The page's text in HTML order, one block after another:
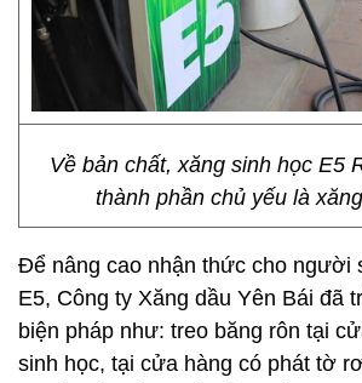
Về bản chất, xăng sinh học E5
thành phần chủ yếu là
Để nâng cao nhận thức cho người
E5, Công ty Xăng dầu Yên Bái đã
biện pháp như: treo băng rôn tại
sinh học, tại cửa hàng có phát tờ